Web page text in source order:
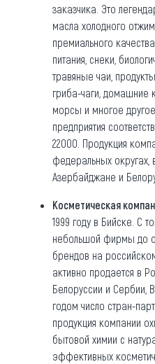
заказчика. Это
масла холодного
премиального
питания, снеки,
травяные чаи,
гриба-чаги, домашние
морсы и многое
предприятия
22000. Продукция
федеральных округах,
Азербайджане и
Косметическая
1999 году в Бийске. С
небольшой фирмы до
брендов на
активно продается в
Белоруссии и Сербии,
годом число стран-
продукция компании
бытовой химии с
эффективных